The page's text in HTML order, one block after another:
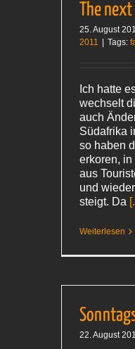
The
25. August
2011
Tags:
Ich hatte
wechselt
auch
Südafrika
so haben
erkoren,
aus
und
steigt. Da
Weiterlesen
22. August